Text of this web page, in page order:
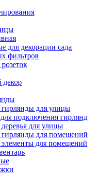
для декорации сада
фильтров
для улицы
подключения гирлянд
для улицы
для помещений
для помещений